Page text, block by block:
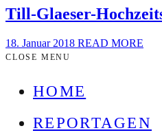
Till-Glaeser-
18. Januar 2018 READ MORE
CLOSE MENU
HOME
REPORTAGEN